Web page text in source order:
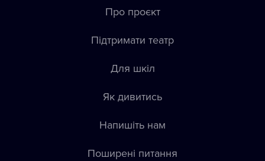
Про проєкт
Підтримати театр
Для шкіл
Як дивитись
Напишіть нам
Пoширені питання